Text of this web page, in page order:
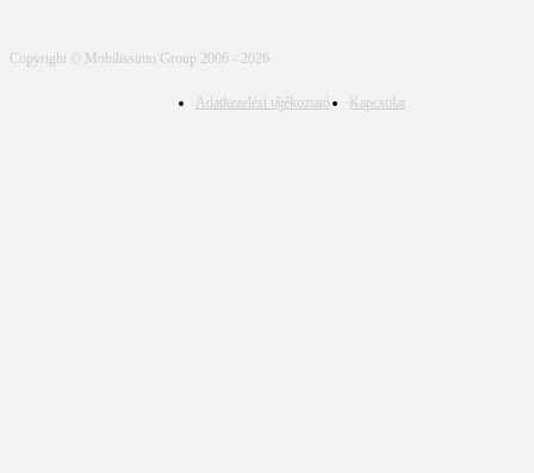
Copyright © Mobilissimo Group 2006 - 2026
Adatkezelési tájékoztató Kapcsolat